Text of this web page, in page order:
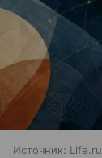
Источник: Life.ru